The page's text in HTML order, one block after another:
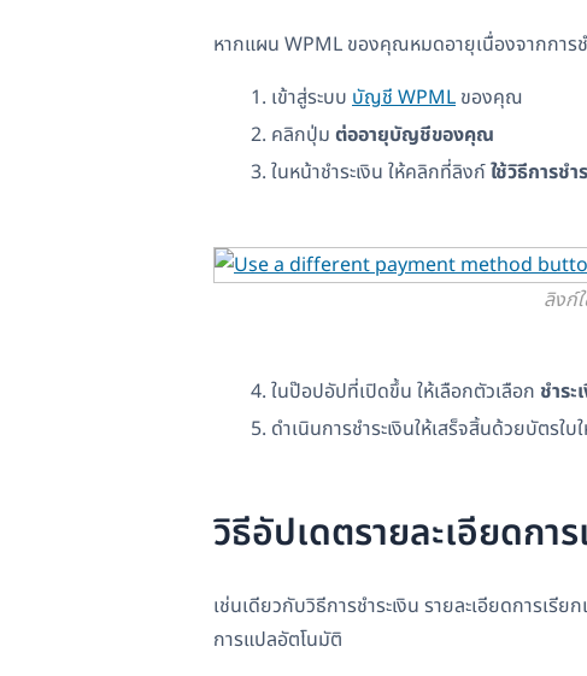
หากแผน WPML ของคุณหมดอายุเนื่องจากการ
เข้าสู่ระบบ บัญชี WPML ของคุณ
คลิกปุ่ม ต่ออายุบัญชีของคุณ
ในหน้าชำระเงิน ให้คลิกที่ลิงก์ใช้วิธีการชำ
ลิงก์
ในป๊อปอัปที่เปิดขึ้น ให้เลือกตัวเลือก ชำร
ดำเนินการชำระเงินให้เสร็จสิ้นด้วยบัตรใ
วิธีอัปเดตรายละเอียดการ
เช่นเดียวกับวิธีการชำระเงิน รายละเอียดการเ
การแปลอัตโนมัติ